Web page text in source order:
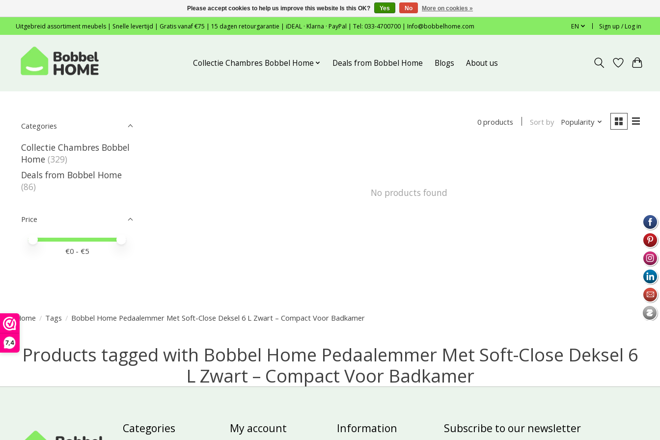
7,4
Uitgebreid assortiment meubels | Snelle levertijd | Gratis vanaf €75 | 15 dagen retourgarantie | iDEAL · Klarna · PayPal | Tel: 033-4700700 | Info@bobbelhome.com EN Sign up / Log in
Collectie Chambres Bobbel Home Deals from Bobbel Home Blogs About us
Home / Tags / Bobbel Home Pedaalemmer Met Soft-Close Deksel 6 L Zwart – Compact Voor Badkamer
Products tagged with Bobbel Home Pedaalemmer Met Soft-Close Deksel 6
L Zwart – Compact Voor Badkamer
Categories
Collectie Chambres Bobbel
Home (329)
Deals from Bobbel Home
(86)
Price
Price minimum value
Price maximum value
€0 - €5
0 products Sort by Popularity
No products found
Categories My account Information Subscribe to our newsletter
Please accept cookies to help us improve this website Is this OK? Yes No More on cookies »